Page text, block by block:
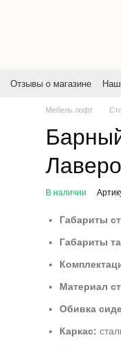
Отзывы о магазине
Мебель лофт
В наличии
Габариты
Габариты
Материал
Обивка
Каркас: